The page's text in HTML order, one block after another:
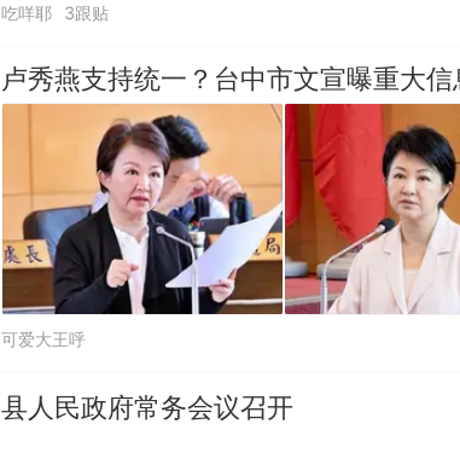
吃咩耶 3跟贴
卢秀燕支持统一？台中市文宣曝重大
可爱大王呼
县人民政府常务会议召开